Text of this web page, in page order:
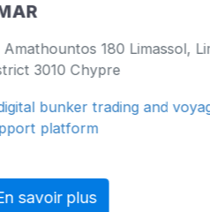
180 Limassol,
3010 Chypre
bunker trading and voyage
platform
savoir plus